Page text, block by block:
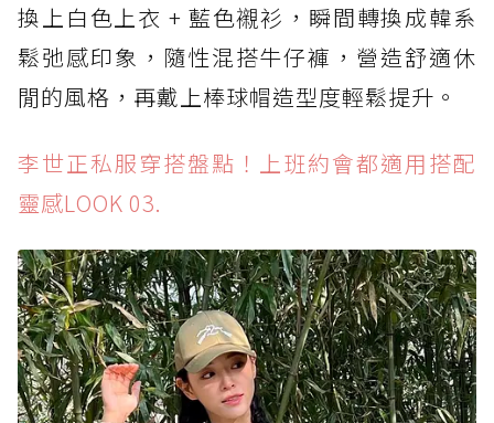
換上白色上衣 + 藍色襯衫，瞬間轉換成韓系
鬆弛感印象，隨性混搭牛仔褲，營造舒適休
閒的風格，再戴上棒球帽造型度輕鬆提升。
李世正私服穿搭盤點！上班約會都適用搭配
靈感LOOK 03.